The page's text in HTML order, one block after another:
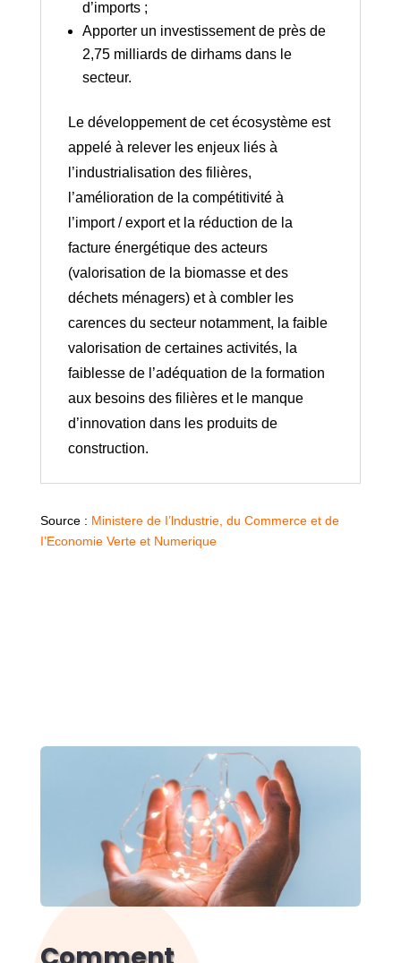
d’imports ;
Apporter un investissement de près de
2,75 milliards de dirhams dans le
secteur.
Le développement de cet écosystème est
appelé à relever les enjeux liés à
l’industrialisation des filières,
l’amélioration de la compétitivité à
l’import / export et la réduction de la
facture énergétique des acteurs
(valorisation de la biomasse et des
déchets ménagers) et à combler les
carences du secteur notamment, la faible
valorisation de certaines activités, la
faiblesse de l’adéquation de la formation
aux besoins des filières et le manque
d’innovation dans les produits de
construction.
Source : Ministere de I’lndustrie, du Commerce et de
I’Economie Verte et Numerique